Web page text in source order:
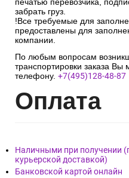
печатью перевозчика,
забрать груз.
!Все требуемые для
предоставлены для
компании.
По любым вопросам
транспортировки заказа
телефону. +7(495)128-48-87
Оплата
Наличными при получении
курьерской доставкой)
Банковской картой онлайн